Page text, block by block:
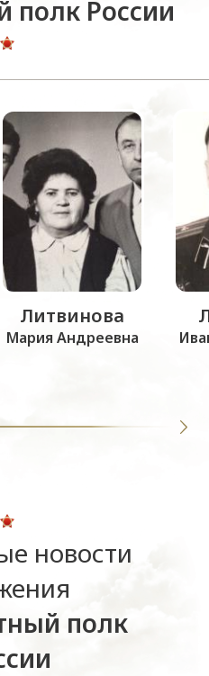
полк России
Литвинова
Мария Андреевна
новости
полк